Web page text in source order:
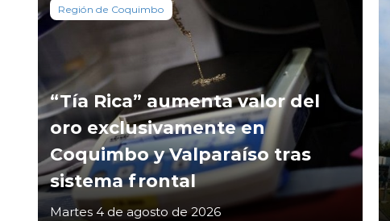
Región de Coquimbo
“Tía Rica” aumenta valor del
oro exclusivamente en
Coquimbo y Valparaíso tras
sistema frontal
Martes 4 de agosto de 2026